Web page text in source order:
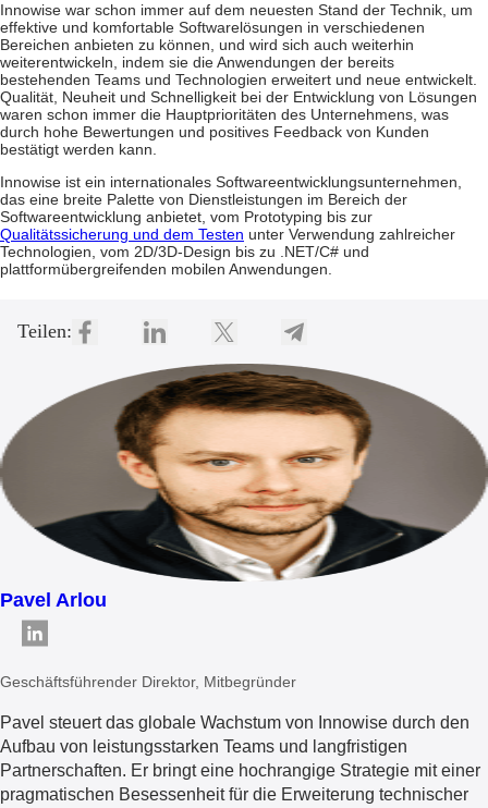
Innowise war schon immer auf dem neuesten Stand der Technik, um
effektive und komfortable Softwarelösungen in verschiedenen
Bereichen anbieten zu können, und wird sich auch weiterhin
weiterentwickeln, indem sie die Anwendungen der bereits
bestehenden Teams und Technologien erweitert und neue entwickelt.
Qualität, Neuheit und Schnelligkeit bei der Entwicklung von Lösungen
waren schon immer die Hauptprioritäten des Unternehmens, was
durch hohe Bewertungen und positives Feedback von Kunden
bestätigt werden kann.
Innowise ist ein internationales Softwareentwicklungsunternehmen,
das eine breite Palette von Dienstleistungen im Bereich der
Softwareentwicklung anbietet, vom Prototyping bis zur
Qualitätssicherung und dem Testen unter Verwendung zahlreicher
Technologien, vom 2D/3D-Design bis zu .NET/C# und
plattformübergreifenden mobilen Anwendungen.
Teilen:
Pavel Arlou
Geschäftsführender Direktor, Mitbegründer
Pavel steuert das globale Wachstum von Innowise durch den
Aufbau von leistungsstarken Teams und langfristigen
Partnerschaften. Er bringt eine hochrangige Strategie mit einer
pragmatischen Besessenheit für die Erweiterung technischer